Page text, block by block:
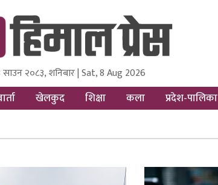
Media and Research Pvt Ltd.
साउन २०८३, शनिबार | Sat, 8 Aug 2026
खेलकुद शिक्षा कला प्रदेश-पालिका